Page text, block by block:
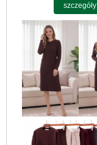
szczegóły